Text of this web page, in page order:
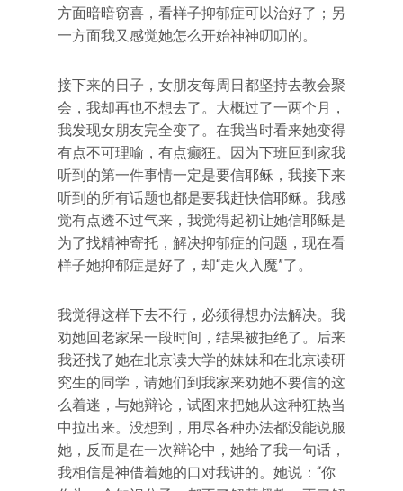
方面暗暗窃喜，看样子抑郁症可以治好了；另
一方面我又感觉她怎么开始神神叨叨的。
接下来的日子，女朋友每周日都坚持去教会聚
会，我却再也不想去了。大概过了一两个月，
我发现女朋友完全变了。在我当时看来她变得
有点不可理喻，有点癫狂。因为下班回到家我
听到的第一件事情一定是要信耶稣，我接下来
听到的所有话题也都是要我赶快信耶稣。我感
觉有点透不过气来，我觉得起初让她信耶稣是
为了找精神寄托，解决抑郁症的问题，现在看
样子她抑郁症是好了，却“走火入魔”了。
我觉得这样下去不行，必须得想办法解决。我
劝她回老家呆一段时间，结果被拒绝了。后来
我还找了她在北京读大学的妹妹和在北京读研
究生的同学，请她们到我家来劝她不要信的这
么着迷，与她辩论，试图来把她从这种狂热当
中拉出来。没想到，用尽各种办法都没能说服
她，反而是在一次辩论中，她给了我一句话，
我相信是神借着她的口对我讲的。她说：“你